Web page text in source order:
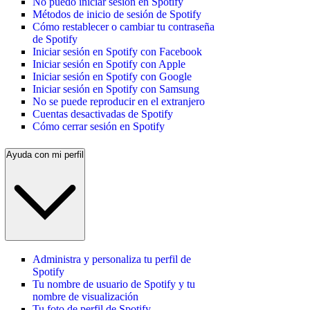
Métodos de inicio de sesión de Spotify
Cómo restablecer o cambiar tu contraseña
de Spotify
Iniciar sesión en Spotify con Facebook
Iniciar sesión en Spotify con Apple
Iniciar sesión en Spotify con Google
Iniciar sesión en Spotify con Samsung
No se puede reproducir en el extranjero
Cuentas desactivadas de Spotify
Cómo cerrar sesión en Spotify
Ayuda con mi perfil
Administra y personaliza tu perfil de
Spotify
Tu nombre de usuario de Spotify y tu
nombre de visualización